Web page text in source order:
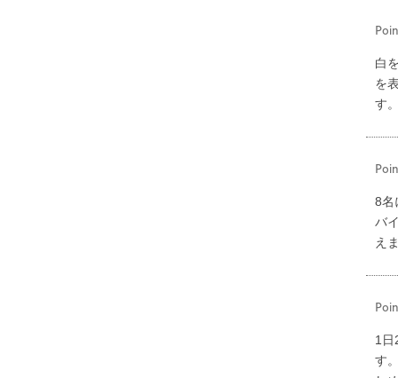
白
を
す
8名
バ
え
1日
す